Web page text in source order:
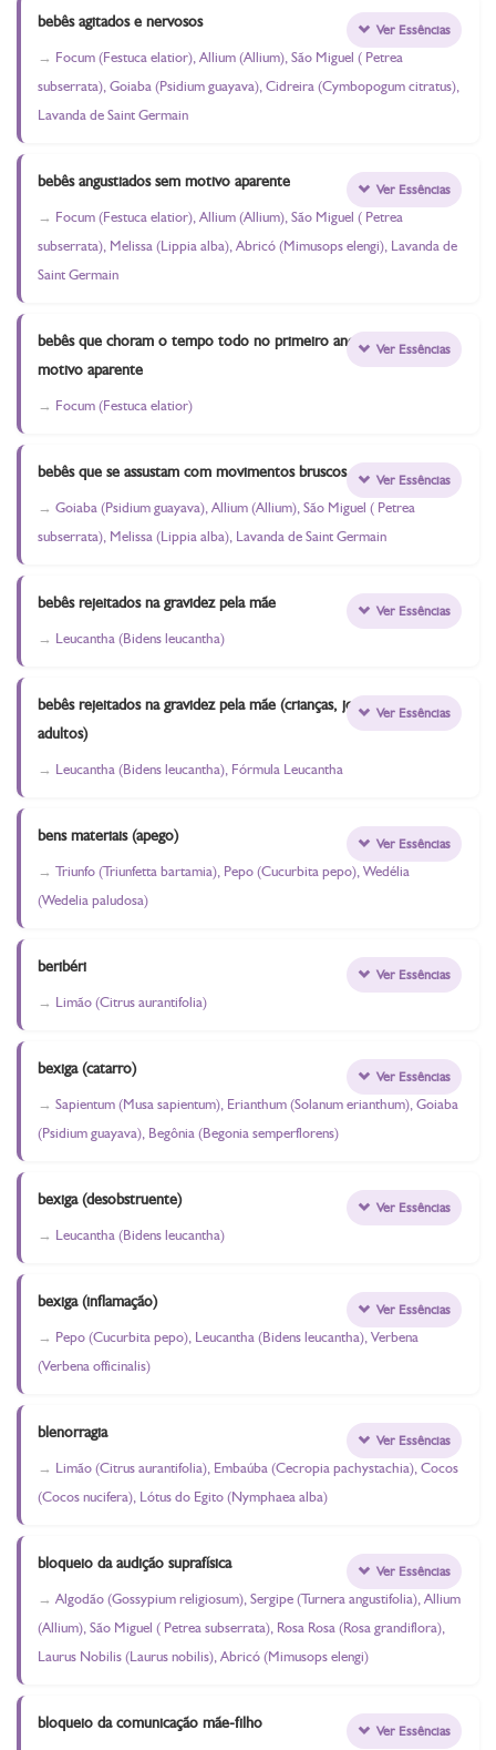
bebês agitados e nervosos
Focum (Festuca elatior), Allium (Allium), São Miguel ( Petrea
subserrata), Goiaba (Psidium guayava), Cidreira (Cymbopogum citratus),
Lavanda de Saint Germain
Ver Essências
bebês angustiados sem motivo aparente
Focum (Festuca elatior), Allium (Allium), São Miguel ( Petrea
subserrata), Melissa (Lippia alba), Abricó (Mimusops elengi), Lavanda de
Saint Germain
Ver Essências
bebês que choram o tempo todo no primeiro ano sem
motivo aparente
Focum (Festuca elatior)
Ver Essências
bebês que se assustam com movimentos bruscos
Goiaba (Psidium guayava), Allium (Allium), São Miguel ( Petrea
subserrata), Melissa (Lippia alba), Lavanda de Saint Germain
Ver Essências
bebês rejeitados na gravidez pela mãe
Leucantha (Bidens leucantha)
Ver Essências
bebês rejeitados na gravidez pela mãe (crianças, jovens e
adultos)
Leucantha (Bidens leucantha), Fórmula Leucantha
Ver Essências
bens materiais (apego)
Triunfo (Triunfetta bartamia), Pepo (Cucurbita pepo), Wedélia
(Wedelia paludosa)
Ver Essências
beribéri
Limão (Citrus aurantifolia)
Ver Essências
bexiga (catarro)
Sapientum (Musa sapientum), Erianthum (Solanum erianthum), Goiaba
(Psidium guayava), Begônia (Begonia semperflorens)
Ver Essências
bexiga (desobstruente)
Leucantha (Bidens leucantha)
Ver Essências
bexiga (inflamação)
Pepo (Cucurbita pepo), Leucantha (Bidens leucantha), Verbena
(Verbena officinalis)
Ver Essências
blenorragia
Limão (Citrus aurantifolia), Embaúba (Cecropia pachystachia), Cocos
(Cocos nucifera), Lótus do Egito (Nymphaea alba)
Ver Essências
bloqueio da audição suprafísica
Algodão (Gossypium religiosum), Sergipe (Turnera angustifolia), Allium
(Allium), São Miguel ( Petrea subserrata), Rosa Rosa (Rosa grandiflora),
Laurus Nobilis (Laurus nobilis), Abricó (Mimusops elengi)
Ver Essências
bloqueio da comunicação mãe-filho Ver Essências